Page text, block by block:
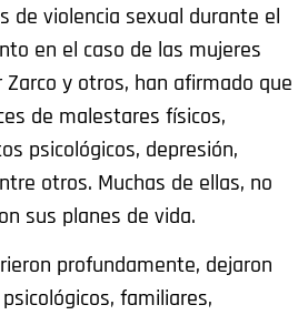
de violencia sexual durante el
en el caso de las mujeres
Zarco y otros, han afirmado que
de malestares físicos,
psicológicos, depresión,
otros. Muchas de ellas, no
sus planes de vida.
profundamente, dejaron
familiares,